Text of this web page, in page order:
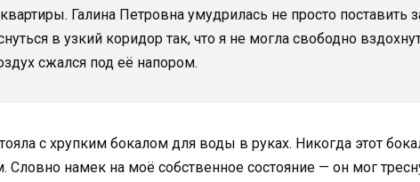
Галина Петровна умудрилась не просто поставить
в узкий коридор так, что я не могла свободно
сжался под её напором.
с хрупким бокалом для воды в руках. Никогда этот
намек на моё собственное состояние — он мог